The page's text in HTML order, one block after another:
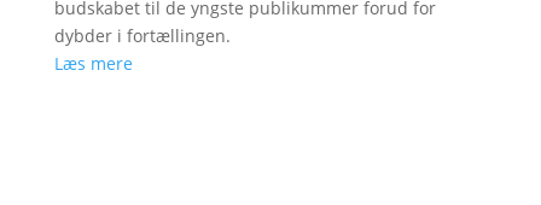
budskabet til de yngste publikummer forud for
dybder i fortællingen.
Læs mere